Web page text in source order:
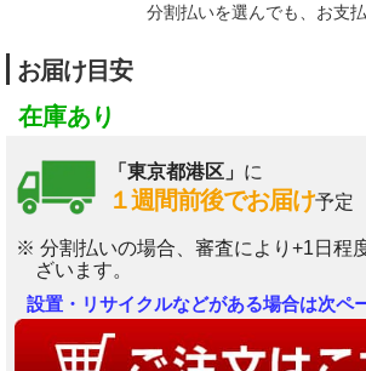
分割払いを選んでも、お支
お届け目安
在庫あり
「東京都港区」 に
１週間前後でお届け予定
※ 分割払いの場合、審査により+1日程
ざいます。
設置・リサイクルなどがある場合は次ペ